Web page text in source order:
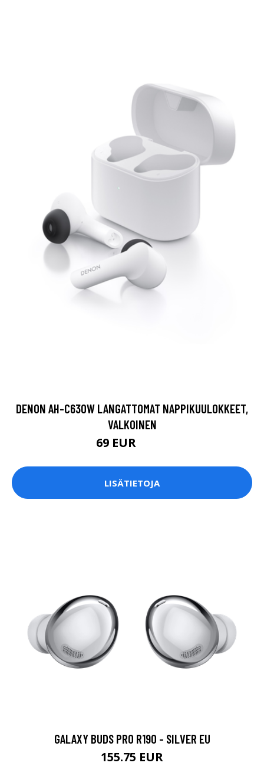
DENON AH-C630W LANGATTOMAT NAPPIKUULOKKEET,
VALKOINEN
69 EUR
LISÄTIETOJA
GALAXY BUDS PRO R190 - SILVER EU
155.75 EUR